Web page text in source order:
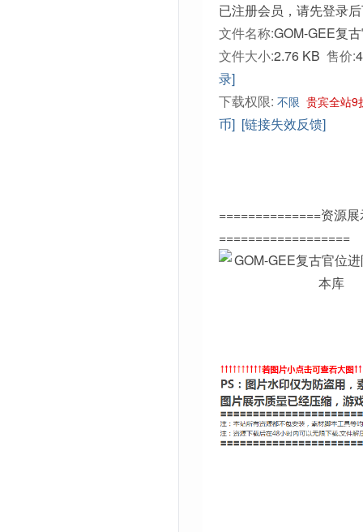
已注册会员，请先登录
文件名称:GOM-GEE复
文件大小:2.76 KB 售价:
录]
下载权限: 不限 贵宾全站9
币] [链接失效反馈]
==============资源
==================